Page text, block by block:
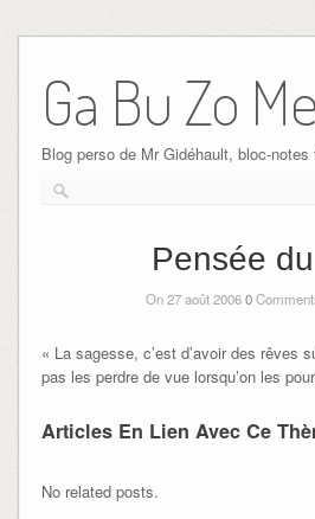
Ga Bu Zo
Blog perso de Mr Gidéhault, bloc-
Pensée
On 27 août 20060
« La sagesse, c’est d’avoir des rêves
pas les perdre de vue lorsqu’on les
Articles En Lien Avec Ce
No related posts.